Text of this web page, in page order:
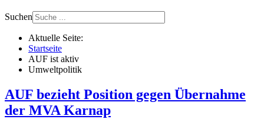
Suchen
Aktuelle Seite:
Startseite
AUF ist aktiv
Umweltpolitik
AUF bezieht Position gegen Übernahme
der MVA Karnap